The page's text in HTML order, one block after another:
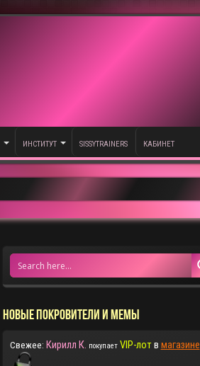
ИНСТИТУТ SISSYTRAINERS КАБИНЕТ
НОВЫЕ ПОКРОВИТЕЛИ И МЕМЫ
Свежее: Кирилл К. покупает VIP-лотв магазине